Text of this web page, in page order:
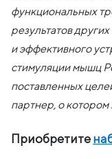
функциональных
результатов
и эффективного
стимуляции мышц
поставленных
партнер, о котором
Приобретите